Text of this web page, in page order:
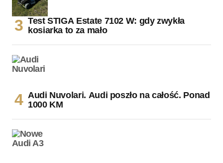
Test STIGA Estate 7102 W: gdy zwykła
kosiarka to za mało
Audi Nuvolari. Audi poszło na całość. Ponad
1000 KM